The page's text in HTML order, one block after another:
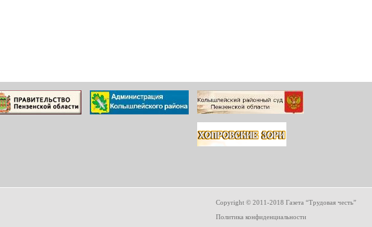
Copyright © 2011-2018 Газета “Трудовая честь”
Политика конфиденциальности